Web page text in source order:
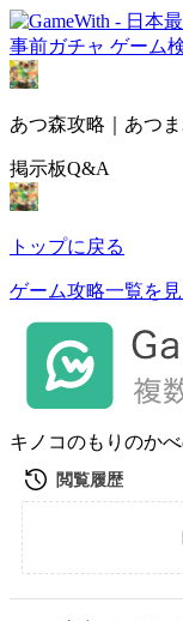
事前ガチャ ゲーム
あつ森攻略｜あつ
掲示板Q&A
トップに戻る
ゲーム攻略一覧を見
キノコのもりのか